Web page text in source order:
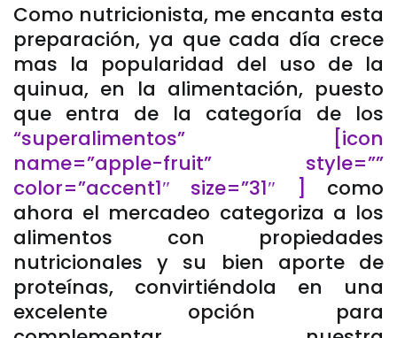
Como nutricionista, me encanta esta
preparación, ya que cada día crece
mas la popularidad del uso de la
quinua, en la alimentación, puesto
que entra de la categoría de los
“superalimentos” [icon
name=”apple-fruit” style=””
color=”accent1″ size=”31″ ] como
ahora el mercadeo categoriza a los
alimentos con propiedades
nutricionales y su bien aporte de
proteínas, convirtiéndola en una
excelente opción para